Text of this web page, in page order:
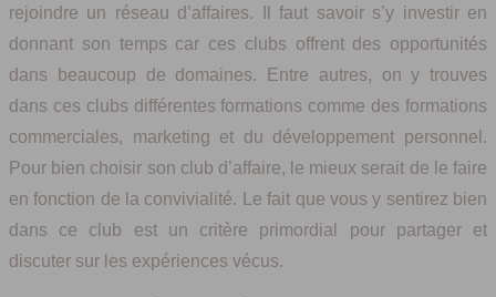
rejoindre un réseau d’affaires. Il faut savoir s’y investir en
donnant son temps car ces clubs offrent des opportunités
dans beaucoup de domaines. Entre autres, on y trouves
dans ces clubs différentes formations comme des formations
commerciales, marketing et du développement personnel.
Pour bien choisir son club d’affaire, le mieux serait de le faire
en fonction de la convivialité. Le fait que vous y sentirez bien
dans ce club est un critère primordial pour partager et
discuter sur les expériences vécus.